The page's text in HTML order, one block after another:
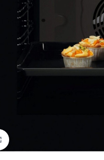
DATORTEHNIKA, PRECES
BIROJAM
KLIMATAM
SPORTAM UN ATPŪTAI